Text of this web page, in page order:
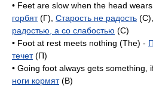
• Feet are slow when the head
горбят(Г), Старость не радость (C),
радостью, а со слабостью (C)
• Foot at rest meets nothing (The) -
течет(П)
• Going foot always gets something,
ноги кормят(B)